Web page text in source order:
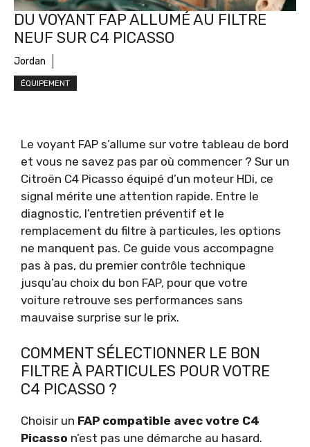
DU VOYANT FAP ALLUMÉ AU FILTRE
NEUF SUR C4 PICASSO
Jordan
ÉQUIPEMENT
Le voyant FAP s’allume sur votre tableau de bord
et vous ne savez pas par où commencer ? Sur un
Citroën C4 Picasso équipé d’un moteur HDi, ce
signal mérite une attention rapide. Entre le
diagnostic, l’entretien préventif et le
remplacement du filtre à particules, les options
ne manquent pas. Ce guide vous accompagne
pas à pas, du premier contrôle technique
jusqu’au choix du bon FAP, pour que votre
voiture retrouve ses performances sans
mauvaise surprise sur le prix.
COMMENT SÉLECTIONNER LE BON
FILTRE À PARTICULES POUR VOTRE
C4 PICASSO ?
Choisir un FAP compatible avec votre C4
Picasso n’est pas une démarche au hasard.